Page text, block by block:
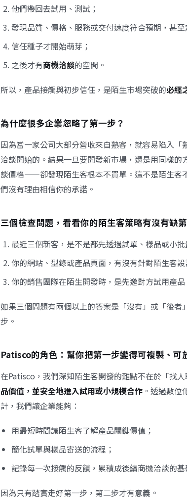
他們帶回去試用、測試；
發現品質、價格、服務或交付速度符合預期，甚至
信任種子才開始萌芽；
之後才有商機洽談的空間。
所以，產品接觸與初步信任，是陌生市場突破的必經
為什麼很多企業忽略了第一步？
因為當一家公司大部分營收來自熟客，就容易陷入
洽談開始的。結果一旦要開發新市場，還是用同樣
談價格——卻發現陌生客根本不買單。這不是陌生客
們沒有理由相信你的承諾。
三個檢查問題，看看你的陌生客策略有沒有缺
最近三個新客，是不是都先透過試單、樣品或小批
你的網站、型錄或產品頁面，有沒有針對陌生客
你的銷售團隊在陌生開發時，是先邀對方試用產
如果三個問題有兩個以上的答案是「沒有」或「後
步。
Patisco的角色：幫你把第一步變得可複製、可
在Patisco，我們深知陌生客開發的難點不在於「找
品價值，並安全地進入試用或小規模合作 。透過數
計，我們讓企業能夠：
用最短時間讓陌生客了解產品關鍵價值；
簡化試單與樣品寄送的流程；
記錄每一次接觸的反饋，累積成後續商機洽談的基
因為只有踏實走好第一步，第二步才有意義。